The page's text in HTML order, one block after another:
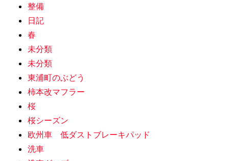
整備
日記
春
未分類
未分類
東浦町のぶどう
柿本改マフラー
桜
桜シーズン
欧州車 低ダストブレーキパッド
洗車